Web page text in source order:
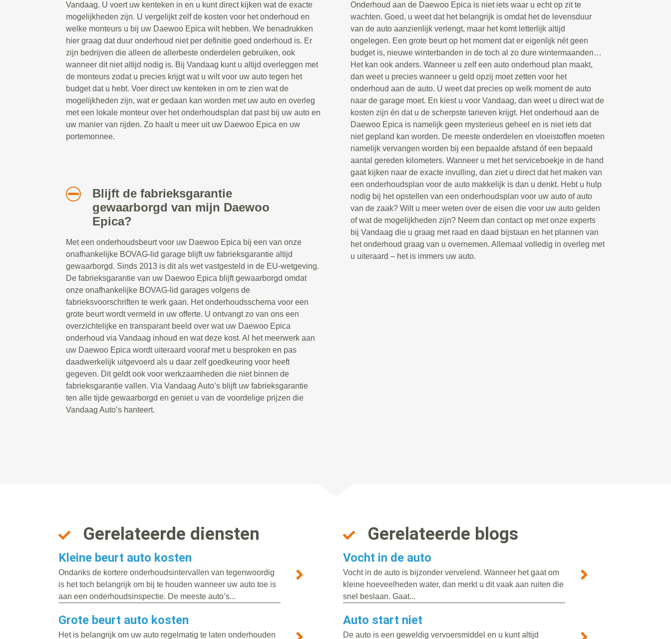
Vandaag. U voert uw kenteken in en u kunt direct kijken wat de exacte
mogelijkheden zijn. U vergelijkt zelf de kosten voor het onderhoud en
welke monteurs u bij uw Daewoo Epica wilt hebben. We benadrukken
hier graag dat duur onderhoud niet per definitie goed onderhoud is. Er
zijn bedrijven die alleen de allerbeste onderdelen gebruiken, ook
wanneer dit niet altijd nodig is. Bij Vandaag kunt u altijd overleggen met
de monteurs zodat u precies krijgt wat u wilt voor uw auto tegen het
budget dat u hebt. Voer direct uw kenteken in om te zien wat de
mogelijkheden zijn, wat er gedaan kan worden met uw auto en overleg
met een lokale monteur over het onderhoudsplan dat past bij uw auto en
uw manier van rijden. Zo haalt u meer uit uw Daewoo Epica en uw
portemonnee.
Blijft de fabrieksgarantie
gewaarborgd van mijn Daewoo
Epica?
Met een onderhoudsbeurt voor uw Daewoo Epica bij een van onze
onafhankelijke BOVAG-lid garage blijft uw fabrieksgarantie altijd
gewaarborgd. Sinds 2013 is dit als wet vastgesteld in de EU-wetgeving.
De fabrieksgarantie van uw Daewoo Epica blijft gewaarborgd omdat
onze onafhankelijke BOVAG-lid garages volgens de
fabrieksvoorschriften te werk gaan. Het onderhoudsschema voor een
grote beurt wordt vermeld in uw offerte. U ontvangt zo van ons een
overzichtelijke en transparant beeld over wat uw Daewoo Epica
onderhoud via Vandaag inhoud en wat deze kost. Al het meerwerk aan
uw Daewoo Epica wordt uiteraard vooraf met u besproken en pas
daadwerkelijk uitgevoerd als u daar zelf goedkeuring voor heeft
gegeven. Dit geldt ook voor werkzaamheden die niet binnen de
fabrieksgarantie vallen. Via Vandaag Auto’s blijft uw fabrieksgarantie
ten alle tijde gewaarborgd en geniet u van de voordelige prijzen die
Vandaag Auto’s hanteert.
Onderhoud aan de Daewoo Epica is niet iets waar u echt op zit te
wachten. Goed, u weet dat het belangrijk is omdat het de levensduur
van de auto aanzienlijk verlengt, maar het komt letterlijk altijd
ongelegen. Een grote beurt op het moment dat er eigenlijk nét geen
budget is, nieuwe winterbanden in de toch al zo dure wintermaanden…
Het kan ook anders. Wanneer u zelf een auto onderhoud plan maakt,
dan weet u precies wanneer u geld opzij moet zetten voor het
onderhoud aan de auto. U weet dat precies op welk moment de auto
naar de garage moet. En kiest u voor Vandaag, dan weet u direct wat de
kosten zijn én dat u de scherpste tarieven krijgt. Het onderhoud aan de
Daewoo Epica is namelijk geen mysterieus geheel en is niet iets dat
niet gepland kan worden. De meeste onderdelen en vloeistoffen moeten
namelijk vervangen worden bij een bepaalde afstand óf een bepaald
aantal gereden kilometers. Wanneer u met het serviceboekje in de hand
gaat kijken naar de exacte invulling, dan ziet u direct dat het maken van
een onderhoudsplan voor de auto makkelijk is dan u denkt. Hebt u hulp
nodig bij het opstellen van een onderhoudsplan voor uw auto of auto
van de zaak? Wilt u meer weten over de eisen die voor uw auto gelden
of wat de mogelijkheden zijn? Neem dan contact op met onze experts
bij Vandaag die u graag met raad en daad bijstaan en het plannen van
het onderhoud graag van u overnemen. Allemaal volledig in overleg met
u uiteraard – het is immers uw auto.
Gerelateerde diensten
Kleine beurt auto kosten
Ondanks de kortere onderhoudsintervallen van tegenwoordig
is het toch belangrijk om bij te houden wanneer uw auto toe is
aan een onderhoudsinspectie. De meeste auto’s...
Grote beurt auto kosten
Het is belangrijk om uw auto regelmatig te laten onderhouden
Gerelateerde blogs
Vocht in de auto
Vocht in de auto is bijzonder vervelend. Wanneer het gaat om
kleine hoeveelheden water, dan merkt u dit vaak aan ruiten die
snel beslaan. Gaat...
Auto start niet
De auto is een geweldig vervoersmiddel en u kunt altijd